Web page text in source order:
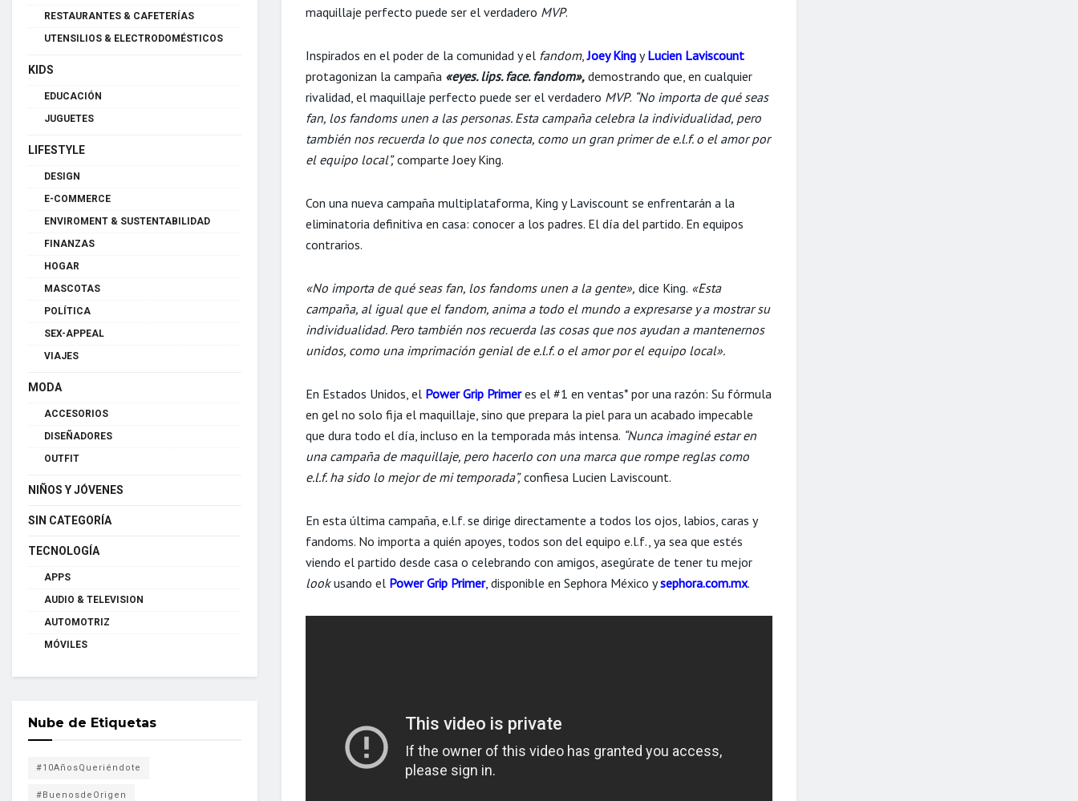
maquillaje perfecto puede ser el verdadero MVP.
Inspirados en el poder de la comunidad y el fandom,Joey King yLucien Laviscount
protagonizan la campaña «eyes. lips. face. fandom», demostrando que, en cualquier
rivalidad, el maquillaje perfecto puede ser el verdadero MVP. “No importa de qué seas
fan, los fandoms unen a las personas. Esta campaña celebra la individualidad, pero
también nos recuerda lo que nos conecta, como un gran primer de e.l.f. o el amor por
el equipo local”,comparte Joey King.
Con una nueva campaña multiplataforma, King y Laviscount se enfrentarán a la
eliminatoria definitiva en casa: conocer a los padres. El día del partido. En equipos
contrarios.
«No importa de qué seas fan, los fandoms unen a la gente», dice King. «Esta
campaña, al igual que el fandom, anima a todo el mundo a expresarse y a mostrar su
individualidad. Pero también nos recuerda las cosas que nos ayudan a mantenernos
unidos, como una imprimación genial de e.l.f. o el amor por el equipo local».
En Estados Unidos, el Power Grip Primeres el #1 en ventas* por una razón: Su fórmula
en gel no solo fija el maquillaje, sino que prepara la piel para un acabado impecable
que dura todo el día, incluso en la temporada más intensa. “Nunca imaginé estar en
una campaña de maquillaje, pero hacerlo con una marca que rompe reglas como
e.l.f. ha sido lo mejor de mi temporada”,confiesa Lucien Laviscount.
En esta última campaña, e.l.f. se dirige directamente a todos los ojos, labios, caras y
fandoms. No importa a quién apoyes, todos son del equipo e.l.f., ya sea que estés
viendo el partido desde casa o celebrando con amigos, asegúrate de tener tu mejor
lookusando el Power Grip Primer, disponible en Sephora México ysephora.com.mx.
RESTAURANTES & CAFETERÍAS
UTENSILIOS & ELECTRODOMÉSTICOS
KIDS
EDUCACIÓN
JUGUETES
LIFESTYLE
DESIGN
E-COMMERCE
ENVIROMENT & SUSTENTABILIDAD
FINANZAS
HOGAR
MASCOTAS
POLÍTICA
SEX-APPEAL
VIAJES
MODA
ACCESORIOS
DISEÑADORES
OUTFIT
NIÑOS Y JÓVENES
SIN CATEGORÍA
TECNOLOGÍA
APPS
AUDIO & TELEVISION
AUTOMOTRIZ
MÓVILES
Nube de Etiquetas
#10AñosQueriéndote
#BuenosdeOrigen